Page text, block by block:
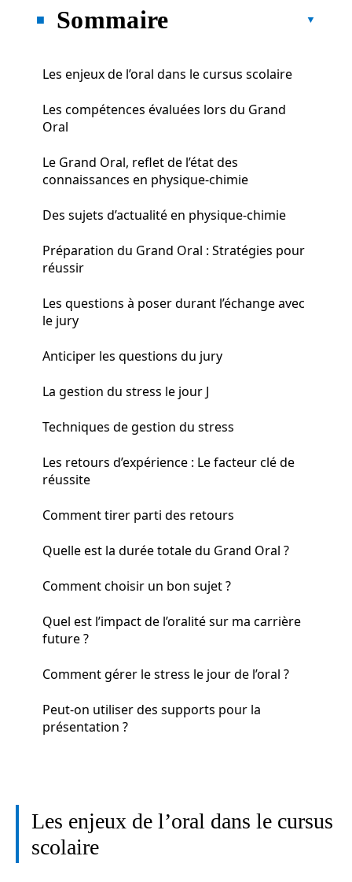
Sommaire
Les enjeux de l’oral dans le cursus scolaire
Les compétences évaluées lors du Grand
Oral
Le Grand Oral, reflet de l’état des
connaissances en physique-chimie
Des sujets d’actualité en physique-chimie
Préparation du Grand Oral : Stratégies pour
réussir
Les questions à poser durant l’échange avec
le jury
Anticiper les questions du jury
La gestion du stress le jour J
Techniques de gestion du stress
Les retours d’expérience : Le facteur clé de
réussite
Comment tirer parti des retours
Quelle est la durée totale du Grand Oral ?
Comment choisir un bon sujet ?
Quel est l’impact de l’oralité sur ma carrière
future ?
Comment gérer le stress le jour de l’oral ?
Peut-on utiliser des supports pour la
présentation ?
Les enjeux de l’oral dans le cursus
scolaire